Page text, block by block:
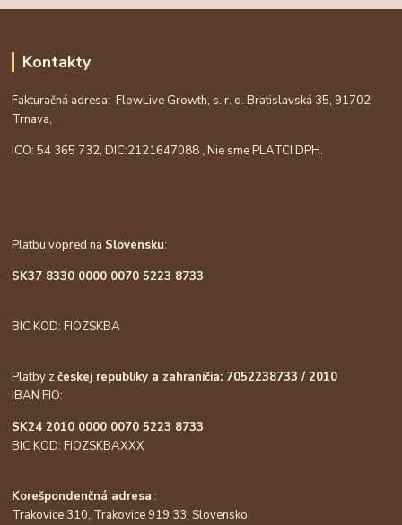
Kontakty
Fakturačná adresa: FlowLive Growth, s. r. o. Bratislavská 35, 91702
Trnava,
ICO: 54 365 732, DIC:2121647088 , Nie sme PLATCI DPH.
Platbu vopred na Slovensku:
SK37 8330 0000 0070 5223 8733
BIC KOD: FIOZSKBA
Platby zčeskej republiky a zahraničia: 7052238733 / 2010
IBAN FIO:
SK24 2010 0000 0070 5223 8733
BIC KOD: FIOZSKBAXXX
Korešpondenčná adresa :
Trakovice 310, Trakovice 919 33, Slovensko